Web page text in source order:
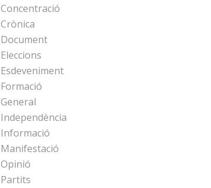
Concentració
Crònica
Document
Eleccions
Esdeveniment
Formació
General
Independència
Informació
Manifestació
Opinió
Partits